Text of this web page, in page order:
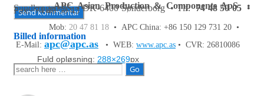
Billed information
Fuld opløsning: 288×269px
APC Asian Production & Components ApS•
Sundkrogen 35 • DK-6400 Sønderborg • Tlf:74 48 50 05•
Fax: 74 48 50 45
Mob: 20 47 81 18 • APC China: +86 150 129 731 20 •
E-Mail: apc@apc.as • WEB: www.apc.as • CVR: 26810086
Søg